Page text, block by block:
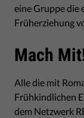
eine Gruppe die
Früherziehung
Mach
Alle die mit
Frühkindlichen
dem Netzwerk